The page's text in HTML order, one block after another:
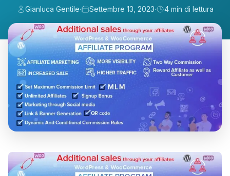
Gianluca Gentile· Settembre 13, 2023· 4 min di lettura